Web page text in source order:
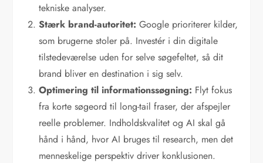
tekniske analyser.
Stærk brand-autoritet: Google prioriterer kilder,
som brugerne stoler på. Investér i din digitale
tilstedeværelse uden for selve søgefeltet, så dit
brand bliver en destination i sig selv.
Optimering til informationssøgning: Flyt fokus
fra korte søgeord til long-tail fraser, der afspejler
reelle problemer. Indholdskvalitet og AI skal gå
hånd i hånd, hvor AI bruges til research, men det
menneskelige perspektiv driver konklusionen.